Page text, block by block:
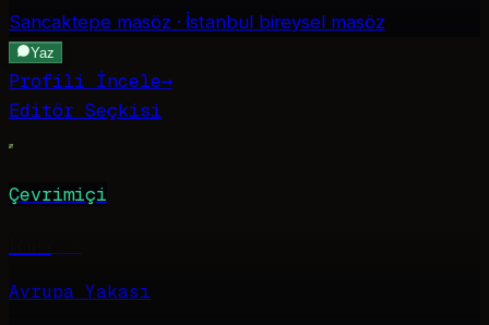
Sancaktepe masöz · İstanbul bireysel masöz
Yaz
Profili İncele→
Editör Seçkisi
Çevrimiçi
Avrupa Yakası